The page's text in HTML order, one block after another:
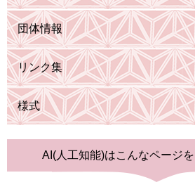
団体情報
リンク集
様式
AI(人工知能)はこんなページ